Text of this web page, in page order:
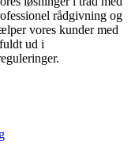
rådgivning og
vores kunder med
ud i